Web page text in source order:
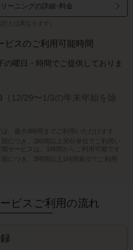
ーニングの詳細･料金
行とは異なります）
ビスのご利用可能時間
の曜日・時間でご提供しておりま
（12/29〜1/3の年末年始を除
、最大4時間までご利用いただけます
回につき、2時間以上30分単位でご利用い
サービスは、1時間からご利用可能です
回につき、3時間以上1時間単位でご利用
ビスご利用の流れ